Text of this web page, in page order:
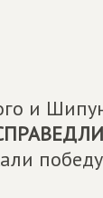
и